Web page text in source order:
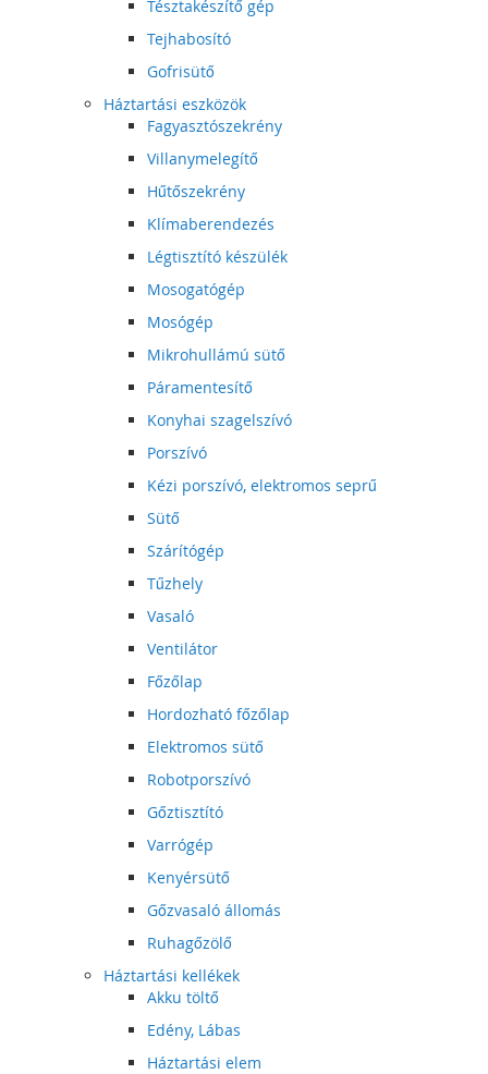
Tésztakészítő gép
Tejhabosító
Gofrisütő
Háztartási eszközök
Fagyasztószekrény
Villanymelegítő
Hűtőszekrény
Klímaberendezés
Légtisztító készülék
Mosogatógép
Mosógép
Mikrohullámú sütő
Páramentesítő
Konyhai szagelszívó
Porszívó
Kézi porszívó, elektromos seprű
Sütő
Szárítógép
Tűzhely
Vasaló
Ventilátor
Főzőlap
Hordozható főzőlap
Elektromos sütő
Robotporszívó
Gőztisztító
Varrógép
Kenyérsütő
Gőzvasaló állomás
Ruhagőzölő
Háztartási kellékek
Akku töltő
Edény, Lábas
Háztartási elem